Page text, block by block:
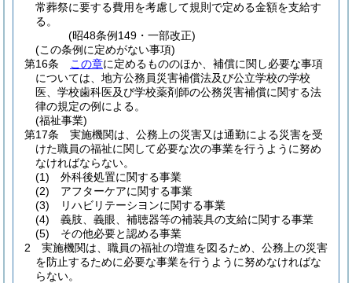
常葬祭に要する費用を考慮して規則で定める金額を支給す
る。
(昭48条例149・一部改正)
(この条例に定めがない事項)
第16条
この章に定めるもののほか、補償に関し必要な事項
については、地方公務員災害補償法及び公立学校の学校
医、学校歯科医及び学校薬剤師の公務災害補償に関する法
律の規定の例による。
(福祉事業)
第17条
実施機関は、公務上の災害又は通勤による災害を受
けた職員の福祉に関して必要な次の事業を行うように努め
なければならない。
(1)
外科後処置に関する事業
(2)
アフターケアに関する事業
(3)
リハビリテーシヨンに関する事業
(4)
義肢、義眼、補聴器等の補装具の支給に関する事業
(5)
その他必要と認める事業
2
実施機関は、職員の福祉の増進を図るため、公務上の災害
を防止するために必要な事業を行うように努めなければな
らない。